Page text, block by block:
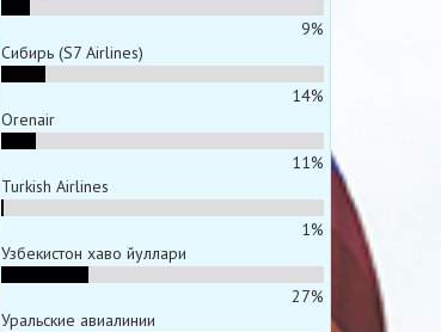
9%
Сибирь (S7 Airlines)
14%
Orenair
11%
Turkish Airlines
1%
Узбекистон хаво йуллари
27%
Уральские авиалинии